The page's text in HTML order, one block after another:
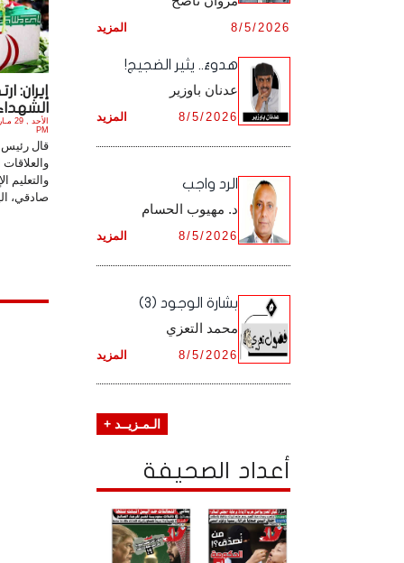
إيران:
PM
قال رئيس
والعلاقات
والتعليم
صادقي،
أرشيف شهر ديـسـمـبـر ,
أرشيف شهر نـوفـمـبـر ,
أرشيف شهر ديـسـمـبـر ,
المزيد 8/5/2026
هدوءٌ.. يثير الضجيج!
عدنان باوزير
المزيد 8/5/2026
الرد واجب
د. مهيوب الحسام
المزيد 8/5/2026
بشارة الوجود (3)
محمد التعزي
المزيد 8/5/2026
الـمـزيــد +
أعداد الصحيفة